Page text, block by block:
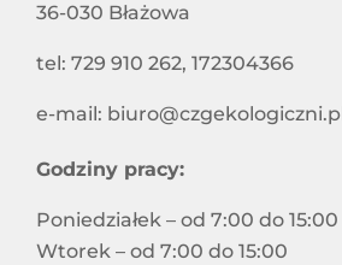
36-030 Błażowa
tel: 729 910 262, 172304366
e-mail: biuro@czgekologiczni.pl
Godziny pracy:
Poniedziałek – od 7:00 do 15:00
Wtorek – od 7:00 do 15:00